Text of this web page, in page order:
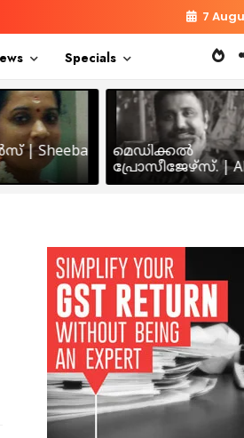
7
Specials
| Sheeba
മെഡിക്കൽ
പ്രോസീജേഴ്സ്‌. |
John